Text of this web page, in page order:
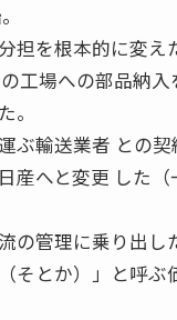
担を根本的に変え
工場への部品納
。
ぶ輸送業者 との契
産へと変更 した
の管理に乗り出し
そとか）」と呼ぶ